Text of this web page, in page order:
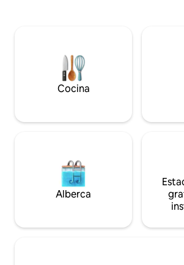
directamente desde el jacuzzi. Sabrosa
comida local disponible, a solo una
llamada de distancia.
Cocina
Alberca